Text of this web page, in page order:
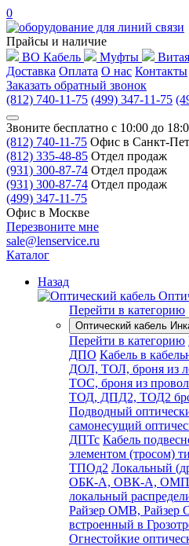
0
Прайсы и наличие
ВО Кабель
Муфты
Доставка Оплата О нас Контакты
Заказать обратный звонок
(812) 740-11-75 (499) 347-11-75
Звоните бесплатно с 10:00 до
(812) 740-11-75 Офис в Санкт-
(812) 335-48-85 Отдел продаж
(931) 300-87-74 Отдел продаж
(931) 300-87-74 Отдел продаж
(499) 347-11-75
Офис в Москве
Перезвоните мне
sale@lenservice.ru
Каталог
Назад
Перейти в категорию
Оптический кабель
Перейти в категорию
ДПО Кабель в
ДОЛ, ТОЛ, броня из
ТОС, броня из
ТОД, ДПД2, ТОД2
Подводный
самонесущий
ДПТс Кабель
элементом
ТПОд2 Локальный
ОБК-А, ОВК-А,
локальный
Райзер ОМВ,
встроенный в
Огнестойкие